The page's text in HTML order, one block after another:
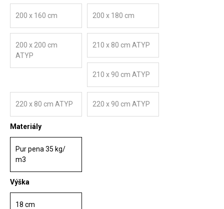
200 x 160 cm 200 x 180 cm
200 x 200 cm
ATYP
210 x 80 cm ATYP
210 x 90 cm ATYP
220 x 80 cm ATYP 220 x 90 cm ATYP
Materiály
Pur pena 35 kg/
m3
Výška
18 cm